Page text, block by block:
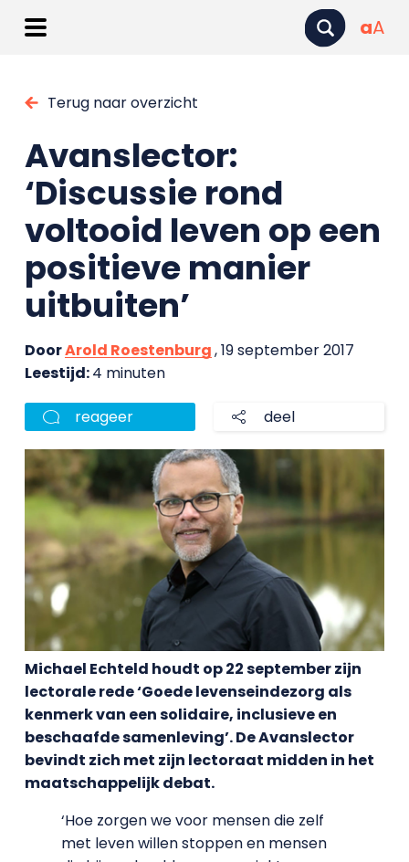
aA
Terug naar overzicht
Avanslector:
‘Discussie rond
voltooid leven op een
positieve manier
uitbuiten’
DoorArold Roestenburg, 19 september 2017
Leestijd:4 minuten
reageer deel
Michael Echteld houdt op 22 september zijn
lectorale rede ‘Goede levenseindezorg als
kenmerk van een solidaire, inclusieve en
beschaafde samenleving’. De Avanslector
bevindt zich met zijn lectoraat midden in het
maatschappelijk debat.
‘Hoe zorgen we voor mensen die zelf
met leven willen stoppen en mensen